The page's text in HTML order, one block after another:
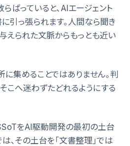
ばっていると、AIエージェント
引っ張られます。人間なら聞き
えられた文脈からもっとも近い
集めることではありません。判
こへ迷わずたどれるようにする
をAI駆動開発の最初の土台
、その土台を「文書整理」では